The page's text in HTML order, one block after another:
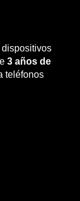
dispositivos
3 años de
teléfonos